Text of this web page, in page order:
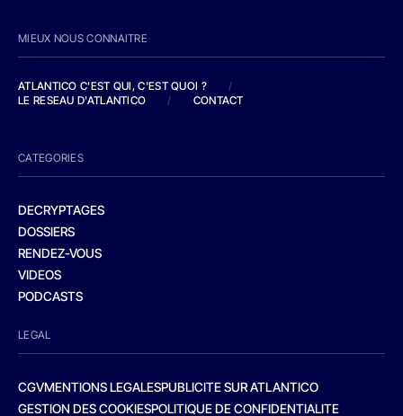
MIEUX NOUS CONNAITRE
ATLANTICO C'EST QUI, C'EST QUOI ?
/
LE RESEAU D'ATLANTICO
/ CONTACT
CATEGORIES
DECRYPTAGES
DOSSIERS
RENDEZ-VOUS
VIDEOS
PODCASTS
LEGAL
CGVMENTIONS LEGALESPUBLICITE SUR ATLANTICO
GESTION DES COOKIESPOLITIQUE DE CONFIDENTIALITE